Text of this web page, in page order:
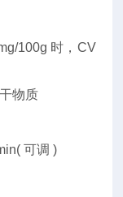
100g 时， CV
干物质
可调)